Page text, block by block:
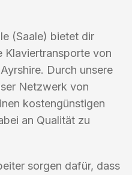
(Saale) bietet dir
Klaviertransporte von
Durch unsere
Netzwerk von
kostengünstigen
an Qualität zu
sorgen dafür, dass